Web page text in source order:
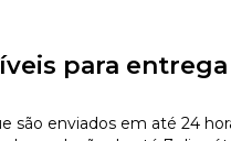
para
são enviados em até 24